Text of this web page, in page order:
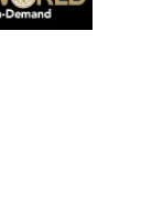
ンとなる